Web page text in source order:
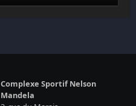
Complexe Sportif Nelson
Mandela